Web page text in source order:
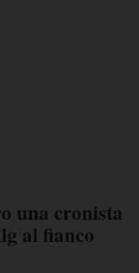
una cronista
al fianco